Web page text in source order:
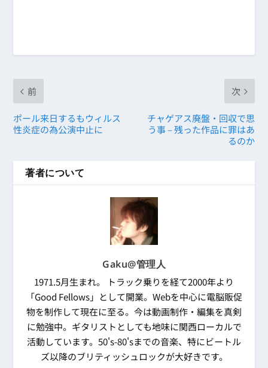
前
ポール来日するもウィルス
性炎症の為公演中止に
次
チャゲアス廃盤・回収で思
う事 – 残った作品に罪はあ
るのか
著者について
Gaku@管理人
1971.5月生まれ。 トラック乗りを経て2000年より
「Good Fellows」として開業。Webを中心に電脳販促
物を制作して現在に至る。今は動画制作・編集を真剣
に勉強中。ギタリストとしても地味に関西ローカルで
活動しています。50's-80'sまでの音楽、特にビートル
ズ以降のブリティッシュロックが大好きです。